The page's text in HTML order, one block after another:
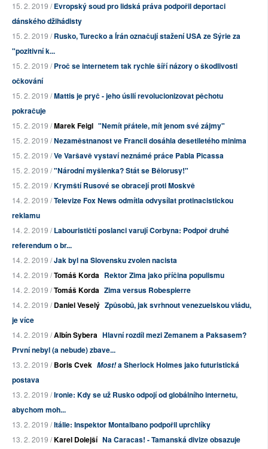
15. 2. 2019 /Evropský soud pro lidská práva podpořil deportaci
dánského džihádisty
15. 2. 2019 /Rusko, Turecko a Írán označují stažení USA ze Sýrie za
"pozitivní k...
15. 2. 2019 /Proč se internetem tak rychle šíří názory o škodlivosti
očkování
15. 2. 2019 /Mattis je pryč - jeho úsilí revolucionizovat pěchotu
pokračuje
15. 2. 2019 /Marek Feigl "Nemít přátele, mít jenom své zájmy"
15. 2. 2019 /Nezaměstnanost ve Francii dosáhla desetiletého minima
15. 2. 2019 /Ve Varšavě vystaví neznámé práce Pabla Picassa
15. 2. 2019 /"Národní myšlenka? Stát se Bělorusy!"
15. 2. 2019 /Krymští Rusové se obracejí proti Moskvě
14. 2. 2019 /Televize Fox News odmítla odvysílat protinacistickou
reklamu
14. 2. 2019 /Labourističtí poslanci varují Corbyna: Podpoř druhé
referendum o br...
14. 2. 2019 /Jak byl na Slovensku zvolen nacista
14. 2. 2019 /Tomáš Korda Rektor Zima jako příčina populismu
14. 2. 2019 /Tomáš Korda Zima versus Robespierre
14. 2. 2019 /Daniel Veselý Způsobů, jak svrhnout venezuelskou vládu,
je více
14. 2. 2019 /Albín Sybera Hlavní rozdíl mezi Zemanem a Paksasem?
První nebyl (a nebude) zbave...
13. 2. 2019 /Boris Cvek Most!a Sherlock Holmes jako futuristická
postava
13. 2. 2019 /Ironie: Kdy se už Rusko odpojí od globálního internetu,
abychom moh...
13. 2. 2019 /Itálie: Inspektor Montalbano podpořil uprchlíky
13. 2. 2019 /Karel Dolejší Na Caracas! - Tamanská divize obsazuje